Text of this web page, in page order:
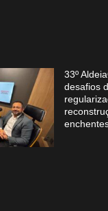
33º
desafios